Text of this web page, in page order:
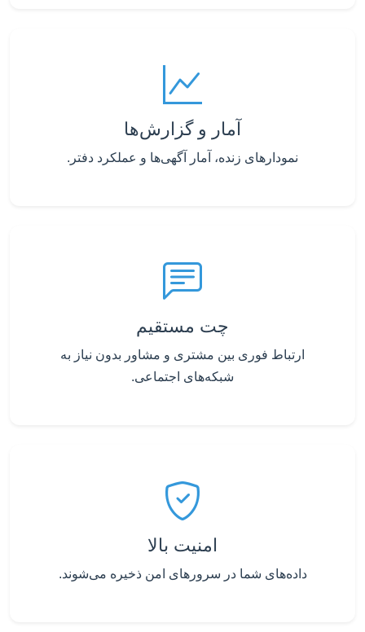
آمار و گزارش‌ها
نمودارهای زنده، آمار آگهی‌ها و عملکرد دفتر.
چت مستقیم
ارتباط فوری بین مشتری و مشاور بدون نیاز به
شبکه‌های اجتماعی.
امنیت بالا
داده‌های شما در سرورهای امن ذخیره می‌شوند.